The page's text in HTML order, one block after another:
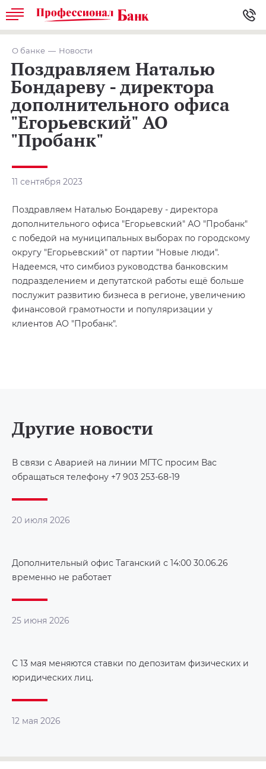
О банке Новости
Поздравляем Наталью
Бондареву - директора
дополнительного офиса
"Егорьевский" АО
"Пробанк"
11 сентября 2023
Поздравляем Наталью Бондареву - директора
дополнительного офиса "Егорьевский" АО "Пробанк"
с победой на муниципальных выборах по городскому
округу "Егорьевский" от партии "Новые люди".
Надеемся, что симбиоз руководства банковским
подразделением и депутатской работы ещё больше
послужит развитию бизнеса в регионе, увеличению
финансовой грамотности и популяризации у
клиентов АО "Пробанк".
Другие новости
В связи с Аварией на линии МГТС просим Вас
обращаться телефону +7 903 253-68-19
20 июля 2026
Дополнительный офис Таганский с 14:00 30.06.26
временно не работает
25 июня 2026
С 13 мая меняются ставки по депозитам физических и
юридических лиц.
12 мая 2026